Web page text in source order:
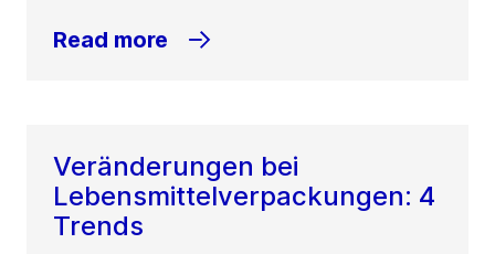
Read more
Veränderungen bei
Lebensmittelverpackungen: 4
Trends